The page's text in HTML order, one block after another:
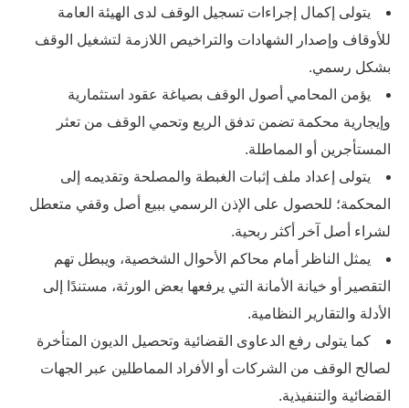
يتولى إكمال إجراءات تسجيل الوقف لدى الهيئة العامة
للأوقاف وإصدار الشهادات والتراخيص اللازمة لتشغيل الوقف
بشكل رسمي.
يؤمن المحامي أصول الوقف بصياغة عقود استثمارية
وإيجارية محكمة تضمن تدفق الريع وتحمي الوقف من تعثر
المستأجرين أو المماطلة.
يتولى إعداد ملف إثبات الغبطة والمصلحة وتقديمه إلى
المحكمة؛ للحصول على الإذن الرسمي ببيع أصل وقفي متعطل
لشراء أصل آخر أكثر ربحية.
يمثل الناظر أمام محاكم الأحوال الشخصية، ويبطل تهم
التقصير أو خيانة الأمانة التي يرفعها بعض الورثة، مستندًا إلى
الأدلة والتقارير النظامية.
كما يتولى رفع الدعاوى القضائية وتحصيل الديون المتأخرة
لصالح الوقف من الشركات أو الأفراد المماطلين عبر الجهات
القضائية والتنفيذية.